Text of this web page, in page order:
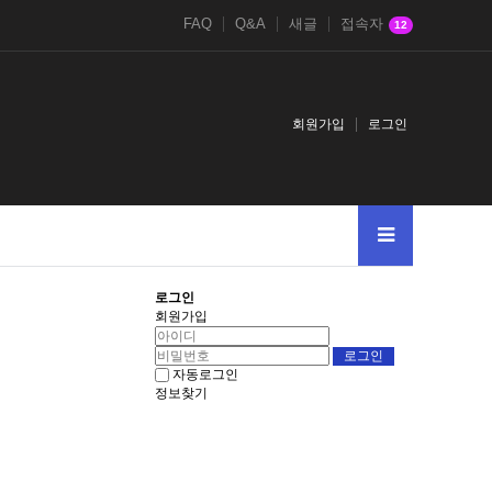
FAQ Q&A 새글 접속자 12
회원가입 로그인
로그인
회원가입
자동로그인
정보찾기